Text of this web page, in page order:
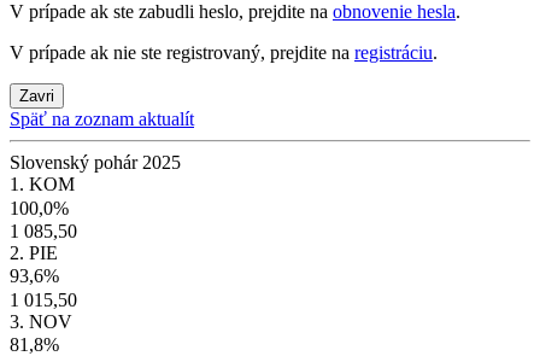
V prípade ak ste zabudli heslo, prejdite na obnovenie hesla.
V prípade ak nie ste registrovaný, prejdite na registráciu.
Zavri
Späť na zoznam aktualít
Slovenský pohár 2025
1. KOM
100,0%
1 085,50
2. PIE
93,6%
1 015,50
3. NOV
81,8%